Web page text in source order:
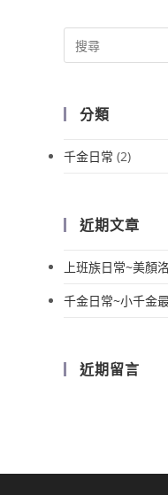
分類
千金日常 (2)
近期文章
上班族日常~美顏
千金日常~小千金
近期留言